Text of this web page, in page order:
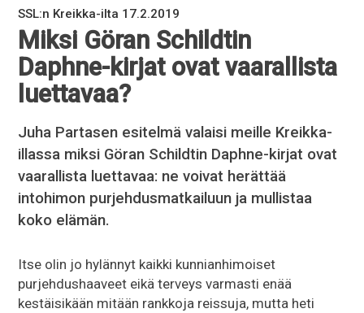
SSL:n Kreikka-ilta 17.2.2019
Miksi Göran Schildtin
Daphne-kirjat ovat vaarallista
luettavaa?
Juha Partasen esitelmä valaisi meille Kreikka-
illassa miksi Göran Schildtin Daphne-kirjat ovat
vaarallista luettavaa: ne voivat herättää
intohimon purjehdusmatkailuun ja mullistaa
koko elämän.
Itse olin jo hylännyt kaikki kunnianhimoiset
purjehdushaaveet eikä terveys varmasti enää
kestäisikään mitään rankkoja reissuja, mutta heti